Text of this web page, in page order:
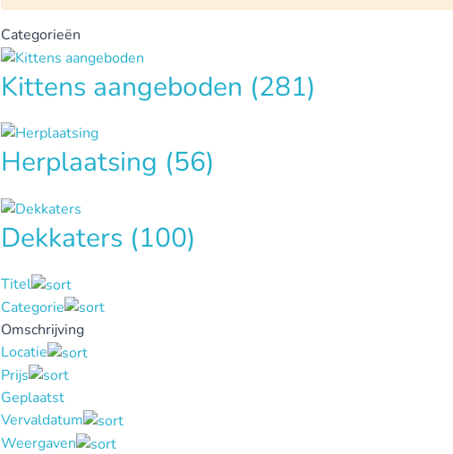
Categorieën
Kittens aangeboden (281)
Herplaatsing (56)
Dekkaters (100)
Titel
Categorie
Omschrijving
Locatie
Prijs
Geplaatst
Vervaldatum
Weergaven